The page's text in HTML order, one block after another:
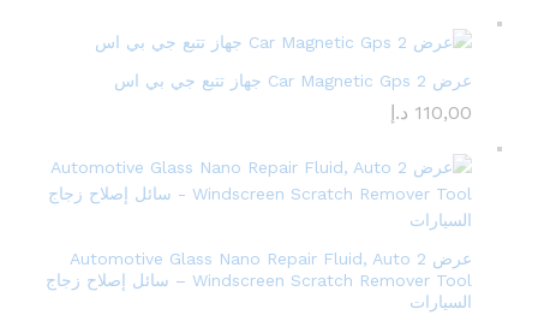
عرض 2 Car Magnetic Gps جهاز تتبع جي بي اس
110,00 د.إ
عرض 2 Automotive Glass Nano Repair Fluid, Auto
Windscreen Scratch Remover Tool – سائل إصلاح زجاج
السيارات